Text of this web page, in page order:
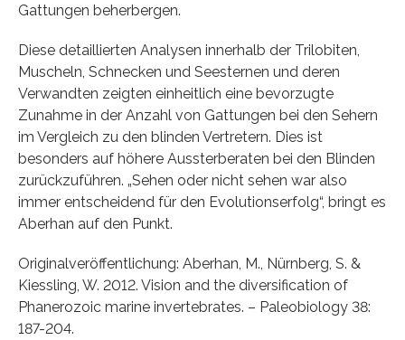
Gattungen beherbergen.
Diese detaillierten Analysen innerhalb der Trilobiten,
Muscheln, Schnecken und Seesternen und deren
Verwandten zeigten einheitlich eine bevorzugte
Zunahme in der Anzahl von Gattungen bei den Sehern
im Vergleich zu den blinden Vertretern. Dies ist
besonders auf höhere Aussterberaten bei den Blinden
zurückzuführen. „Sehen oder nicht sehen war also
immer entscheidend für den Evolutionserfolg“, bringt es
Aberhan auf den Punkt.
Originalveröffentlichung: Aberhan, M., Nürnberg, S. &
Kiessling, W. 2012. Vision and the diversification of
Phanerozoic marine invertebrates. – Paleobiology 38:
187-204.